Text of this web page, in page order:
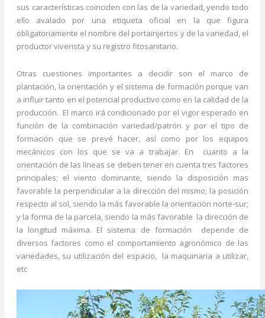
sus características coinciden con las de la variedad, yendo todo
ello avalado por una etiqueta oficial en la que figura
obligatoriamente el nombre del portainjertos y de la variedad, el
productor viverista y su registro fitosanitario.
Otras cuestiones importantes a decidir son el marco de
plantación, la orientación y el sistema de formación porque van
a influir tanto en el potencial productivo como en la calidad de la
producción. El marco irá condicionado por el vigor esperado en
función de la combinación variedad/patrón y por el tipo de
formación que se prevé hacer, así como por los equipos
mecánicos con los que se va a trabajar. En cuanto a la
orientación de las líneas se deben tener en cuenta tres factores
principales; el viento dominante, siendo la disposición mas
favorable la perpendicular a la dirección del mismo; la posición
respecto al sol, siendo la más favorable la orientación norte-sur;
y la forma de la parcela, siendo la más favorable la dirección de
la longitud máxima. El sistema de formación depende de
diversos factores como el comportamiento agronómico de las
variedades, su utilización del espacio, la maquinaria a utilizar,
etc